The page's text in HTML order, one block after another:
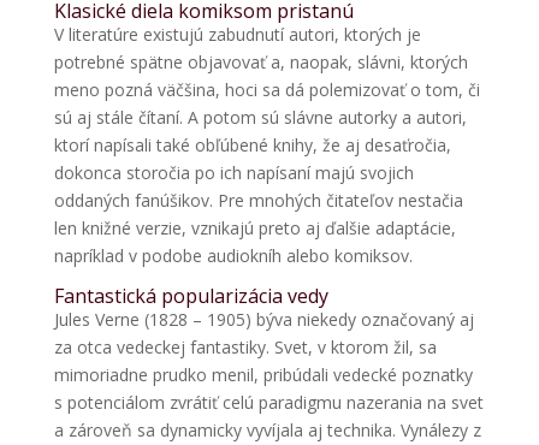
Klasické diela komiksom pristanú
V literatúre existujú zabudnutí autori, ktorých je
potrebné spätne objavovať a, naopak, slávni, ktorých
meno pozná väčšina, hoci sa dá polemizovať o tom, či
sú aj stále čítaní. A potom sú slávne autorky a autori,
ktorí napísali také obľúbené knihy, že aj desaťročia,
dokonca storočia po ich napísaní majú svojich
oddaných fanúšikov. Pre mnohých čitateľov nestačia
len knižné verzie, vznikajú preto aj ďalšie adaptácie,
napríklad v podobe audiokníh alebo komiksov.
Fantastická popularizácia vedy
Jules Verne (1828 – 1905) býva niekedy označovaný aj
za otca vedeckej fantastiky. Svet, v ktorom žil, sa
mimoriadne prudko menil, pribúdali vedecké poznatky
s potenciálom zvrátiť celú paradigmu nazerania na svet
a zároveň sa dynamicky vyvíjala aj technika. Vynálezy z